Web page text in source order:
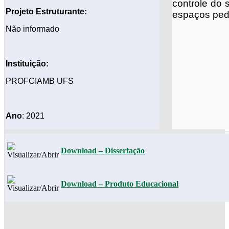
Projeto Estruturante:
Não informado
Instituição:
PROFCIAMB UFS
Ano: 2021
controle do
espaços
Download – Dissertação
Download – Produto Educacional